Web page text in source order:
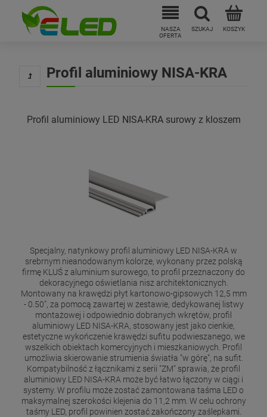
Profil aluminiowy NISA-KRA
Profil aluminiowy LED NISA-KRA surowy z kloszem
Specjalny, natynkowy profil aluminiowy LED NISA-KRA w
srebrnym nieanodowanym kolorze, wykonany przez polską
firmę KLUŚ z aluminium surowego, to profil przeznaczony do
dekoracyjnego oświetlania nisz architektonicznych.
Montowany na krawędzi płyt kartonowo-gipsowych 12,5 mm
- 0.50", za pomocą zawartej w zestawie, dedykowanej listwy
montażowej i odpowiednio dobranych wkrętów, profil
aluminiowy LED NISA-KRA, stosowany jest jako cienkie,
estetyczne wykończenie krawędzi sufitu podwieszanego, we
wszelkich obiektach komercyjnych i mieszkaniowych. Profil
umożliwia skierowanie strumienia światła "w górę", na sufit.
Kompatybilność z łącznikami z serii "ZM" sprawia, że profil
aluminiowy LED NISA-KRA może być łatwo łączony w ciągi i
systemy. W profilu może zostać zamontowana taśma LED o
maksymalnej szerokości klejenia do 11,2 mm. W celu ochrony
taśmy LED, profil powinien zostać zakończony zaślepkami.